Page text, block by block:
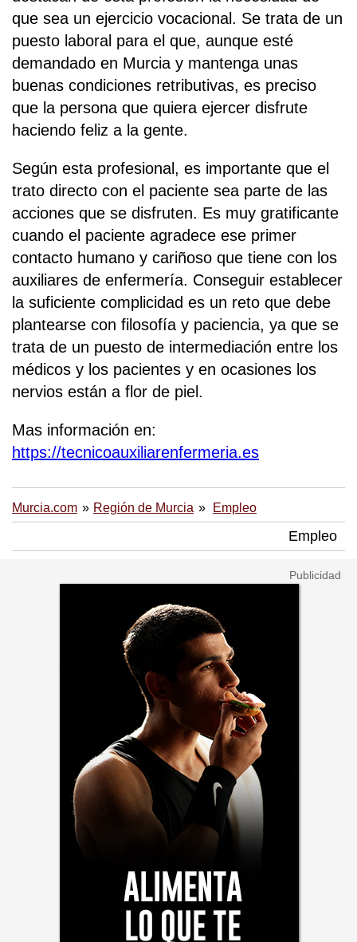
que sea un ejercicio vocacional. Se trata de un
puesto laboral para el que, aunque esté
demandado en Murcia y mantenga unas
buenas condiciones retributivas, es preciso
que la persona que quiera ejercer disfrute
haciendo feliz a la gente.
Según esta profesional, es importante que el
trato directo con el paciente sea parte de las
acciones que se disfruten. Es muy gratificante
cuando el paciente agradece ese primer
contacto humano y cariñoso que tiene con los
auxiliares de enfermería. Conseguir establecer
la suficiente complicidad es un reto que debe
plantearse con filosofía y paciencia, ya que se
trata de un puesto de intermediación entre los
médicos y los pacientes y en ocasiones los
nervios están a flor de piel.
Mas información en:
https://tecnicoauxiliarenfermeria.es
Murcia.com Región de Murcia Empleo
Empleo